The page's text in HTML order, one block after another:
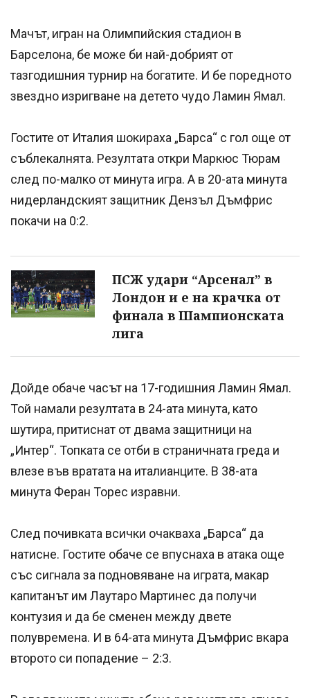
Мачът, игран на Олимпийския стадион в
Барселона, бе може би най-добрият от
тазгодишния турнир на богатите. И бе поредното
звездно изригване на детето чудо Ламин Ямал.
Гостите от Италия шокираха „Барса“ с гол още от
съблекалнята. Резултата откри Маркюс Тюрам
след по-малко от минута игра. А в 20-ата минута
нидерландският защитник Дензъл Дъмфрис
покачи на 0:2.
ПСЖ удари “Арсенал” в
Лондон и е на крачка от
финала в Шампионската
лига
Дойде обаче часът на 17-годишния Ламин Ямал.
Той намали резултата в 24-ата минута, като
шутира, притиснат от двама защитници на
„Интер“. Топката се отби в страничната греда и
влезе във вратата на италианците. В 38-ата
минута Феран Торес изравни.
След почивката всички очакваха „Барса“ да
натисне. Гостите обаче се впуснаха в атака още
със сигнала за подновяване на играта, макар
капитанът им Лаутаро Мартинес да получи
контузия и да бе сменен между двете
полувремена. И в 64-ата минута Дъмфрис вкара
второто си попадение – 2:3.